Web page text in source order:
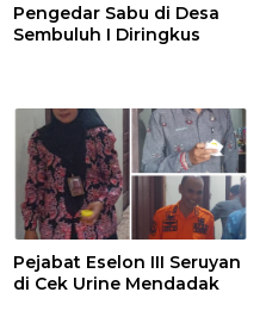
Pengedar Sabu di Desa
Sembuluh I Diringkus
Pejabat Eselon III Seruyan
di Cek Urine Mendadak